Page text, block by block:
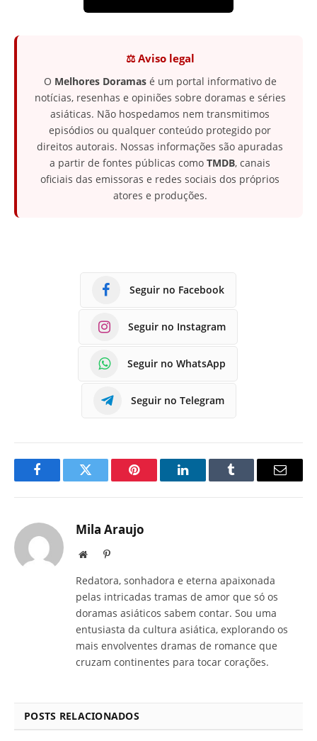
⚖️ Aviso legal
O Melhores Doramasé um portal informativo de
notícias, resenhas e opiniões sobre doramas e séries
asiáticas. Não hospedamos nem transmitimos
episódios ou qualquer conteúdo protegido por
direitos autorais. Nossas informações são apuradas
a partir de fontes públicas como TMDB, canais
oficiais das emissoras e redes sociais dos próprios
atores e produções.
Seguir no Facebook
Seguir no Instagram
Seguir no WhatsApp
Seguir no Telegram
FacebookTwitter Pinterest LinkedInTumblr
E-
Mila Araujo
Site Pinterest
Redatora, sonhadora e eterna apaixonada
pelas intricadas tramas de amor que só os
doramas asiáticos sabem contar. Sou uma
entusiasta da cultura asiática, explorando os
mais envolventes dramas de romance que
cruzam continentes para tocar corações.
POSTS RELACIONADOS